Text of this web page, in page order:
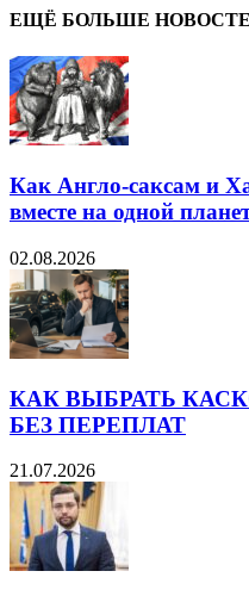
ЕЩЁ БОЛЬШЕ
Как Англо-саксам и
вместе на одной
02.08.2026
КАК ВЫБРАТЬ
БЕЗ ПЕРЕПЛАТ
21.07.2026